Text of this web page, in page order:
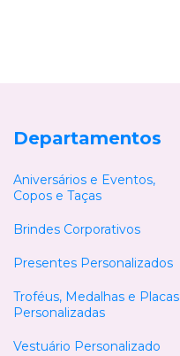
Departamentos
Aniversários e Eventos,
Copos e Taças
Brindes Corporativos
Presentes Personalizados
Troféus, Medalhas e Placas
Personalizadas
Vestuário Personalizado